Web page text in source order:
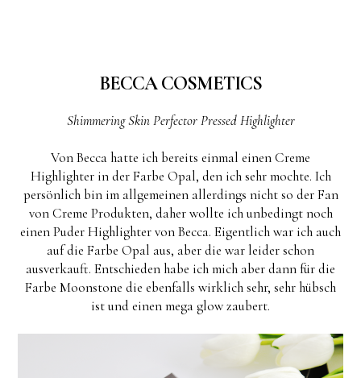
BECCA COSMETICS
Shimmering Skin Perfector Pressed Highlighter
Von Becca hatte ich bereits einmal einen Creme
Highlighter in der Farbe Opal, den ich sehr mochte. Ich
persönlich bin im allgemeinen allerdings nicht so der Fan
von Creme Produkten, daher wollte ich unbedingt noch
einen Puder Highlighter von Becca. Eigentlich war ich auch
auf die Farbe Opal aus, aber die war leider schon
ausverkauft. Entschieden habe ich mich aber dann für die
Farbe Moonstone die ebenfalls wirklich sehr, sehr hübsch
ist und einen mega glow zaubert.